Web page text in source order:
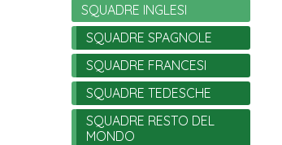
SQUADRE INGLESI
SQUADRE SPAGNOLE
SQUADRE FRANCESI
SQUADRE TEDESCHE
SQUADRE RESTO DEL
MONDO